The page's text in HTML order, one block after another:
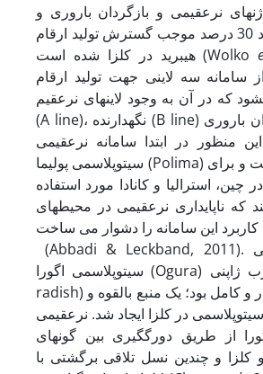
نرعقیمی و بازگردان باروری و
دگرگشنی در حدود 30 درصد موجب گسترش تولید ارقام
هیبرید در کلزا شده است (Wolko
سامانه سه لاینی جهت تولید ارقام
که در آن به وجود لاین­های نرعقیم
(A line)، نگهدارنده (B line) و بازگردان باروری (R line)
منظور در ابتدا سامانه نرعقیمی
‌سیتوپلاسمی‌ پولیما (Polima) در چین توسعه یافت و برای
در چین، استرالیا و کانادا مورد استفاده
که ناپایداری نرعقیمی در محیط­های
این سامانه را دشوار می ­ساخت
(Abbadi & Leckband, 2011). با کشف نرعقیمی
‌سیتوپلاسمی ‌اگورا (Ogura) در ترب ژاپنی (Japanese
radish) که عقیمی ‌آن پایدار و کامل بود؛ یک منبع بالقوه و
در کلزا ایجاد شد. نرعقیمی‌
از طریق دورگ­گیری بین گونه­ای
کلزا و چندین نسل تلاقی برگشتی با